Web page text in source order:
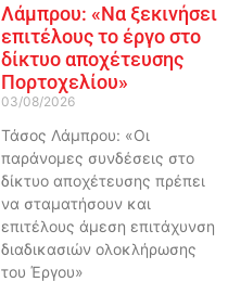
Λάμπρου: «Να ξεκινήσει
επιτέλους το έργο στο
δίκτυο αποχέτευσης
Πορτοχελίου»
03/08/2026
Τάσος Λάμπρου: «Οι
παράνομες συνδέσεις στο
δίκτυο αποχέτευσης πρέπει
να σταματήσουν και
επιτέλους άμεση επιτάχυνση
διαδικασιών ολοκλήρωσης
του Έργου»